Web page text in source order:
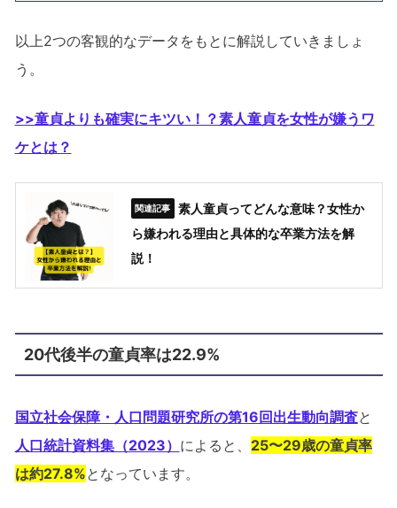
以上2つの客観的なデータをもとに解説していきましょ
う。
>>童貞よりも確実にキツい！？素人童貞を女性が嫌うワ
ケとは？
素人童貞ってどんな意味？女性か
ら嫌われる理由と具体的な卒業方法を解
説！
20代後半の童貞率は22.9%
国立社会保障・人口問題研究所の第16回出生動向調査と
人口統計資料集（2023） によると、 25〜29歳の童貞率
は約27.8%となっています。